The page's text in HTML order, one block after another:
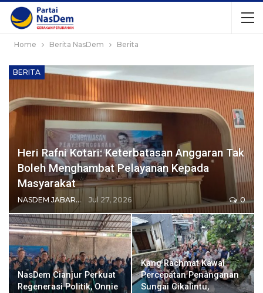
Home Berita NasDem Berita
BERITA
Heri Rafni Kotari: Keterbatasan Anggaran Tak
Boleh Menghambat Pelayanan Kepada
Masyarakat
NASDEM JABAR BROADCASTING NETWORK Jul 27, 2026 0
NasDem Cianjur Perkuat
Regenerasi Politik, Onnie
Kang Rachmat Kawal
Percepatan Penanganan
Sungai Cikalintu,